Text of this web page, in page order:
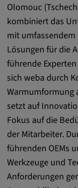
Olomouc
kombiniert das
mit umfassendem
Lösungen für die
führende
sich weba durch
Warmumformung
setzt auf
Fokus auf die
der Mitarbeiter.
führenden OEMs
Werkzeuge und
Anforderungen